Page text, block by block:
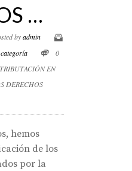
…
byadmin
0
EN
DERECHOS
hemos
de los
por la